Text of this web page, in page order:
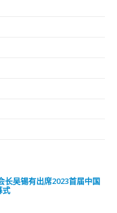
长吴锡有出席2023首届中国
式